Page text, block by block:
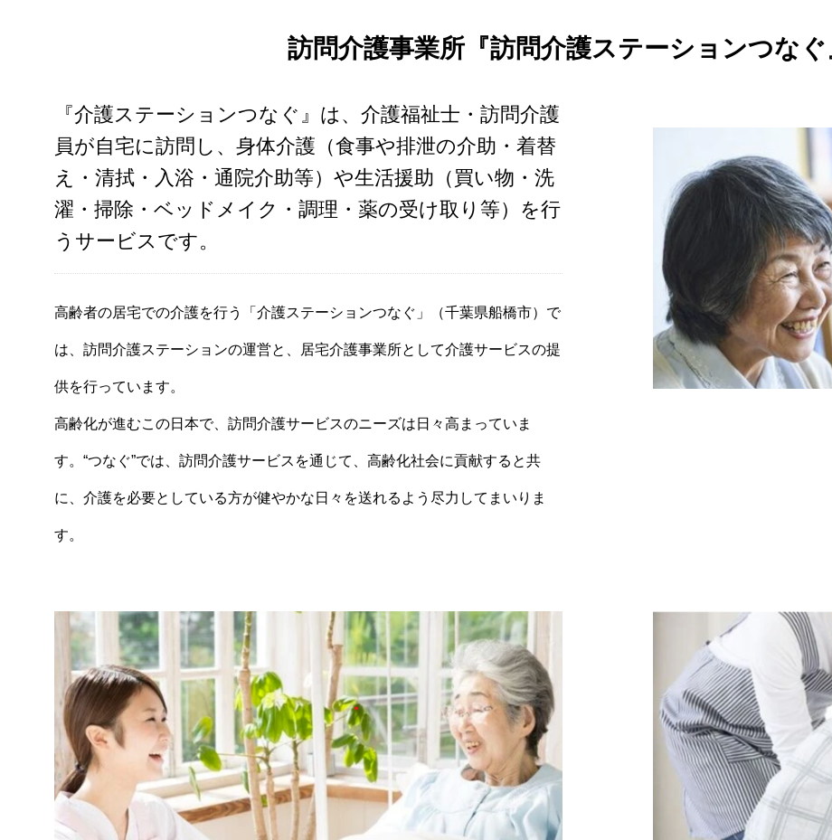
訪問介護事業所『訪問介護ステーションつな
『介護ステーションつなぐ』は、介護福祉士・訪問介護
員が自宅に訪問し、身体介護（食事や排泄の介助・着替
え・清拭・入浴・通院介助等）や生活援助（買い物・洗
濯・掃除・ベッドメイク・調理・薬の受け取り等）を行
うサービスです。
高齢者の居宅での介護を行う「介護ステーションつなぐ」（千葉県船橋市）で
は、訪問介護ステーションの運営と、居宅介護事業所として介護サービスの提
供を行っています。
高齢化が進むこの日本で、訪問介護サービスのニーズは日々高まっていま
す。“つなぐ”では、訪問介護サービスを通じて、高齢化社会に貢献すると共
に、介護を必要としている方が健やかな日々を送れるよう尽力してまいりま
す。